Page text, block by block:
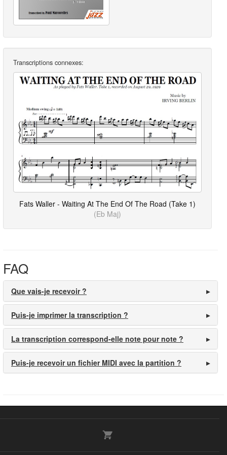
Transcriptions connexes:
Fats Waller - Waiting At The End Of The Road (Take 1)
(Eb Maj)
FAQ
Que vais-je recevoir ?
Puis-je imprimer la transcription ?
La transcription correspond-elle note pour note ?
Puis-je recevoir un fichier MIDI avec la partition ?